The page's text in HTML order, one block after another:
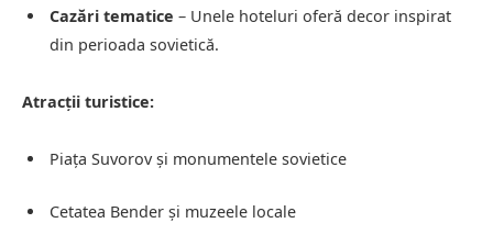
Cazări tematice – Unele hoteluri oferă decor inspirat
din perioada sovietică.
Atracții turistice:
Piața Suvorov și monumentele sovietice
Cetatea Bender și muzeele locale